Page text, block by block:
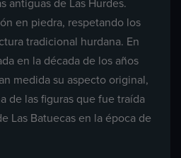
antiguas de Las Hurdes.
en piedra, respetando los
tradicional hurdana. En
en la década de los años
medida su aspecto original,
de las figuras que fue traída
Las Batuecas en la época de